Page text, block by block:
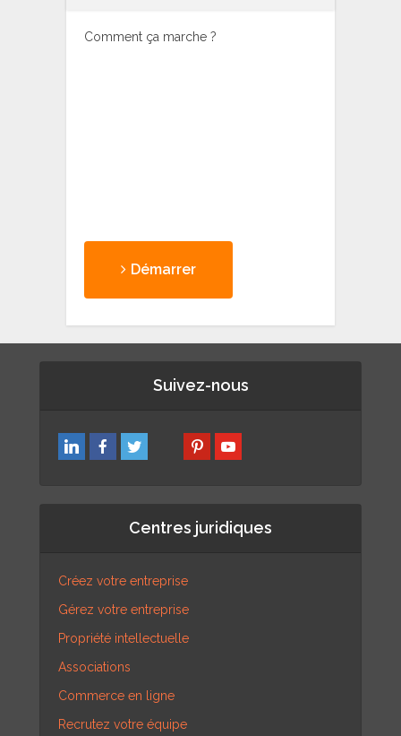
Comment ça marche ?
Démarrer
Suivez-nous
Centres juridiques
Créez votre entreprise
Gérez votre entreprise
Propriété intellectuelle
Associations
Commerce en ligne
Recrutez votre équipe